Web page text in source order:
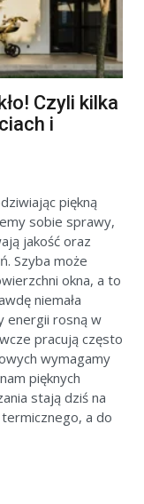
Czyli kilka
i
piękną
sobie sprawy,
jakość oraz
Szyba może
okna, a to
niemała
energii rosną w
pracują często
wymagamy
pięknych
stają dziś na
a do